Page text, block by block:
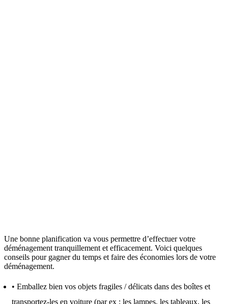
Une bonne planification va vous permettre d’effectuer votre
déménagement tranquillement et efficacement. Voici quelques
conseils pour gagner du temps et faire des économies lors de votre
déménagement.
• Emballez bien vos objets fragiles / délicats dans des boîtes et
transportez-les en voiture (par ex : les lampes, les tableaux, les